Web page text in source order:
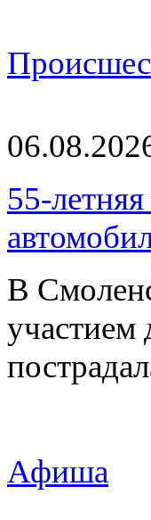
55-
В
участием
Афиша